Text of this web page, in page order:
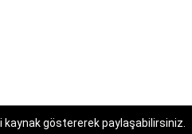
göstererek paylaşabilirsiniz.